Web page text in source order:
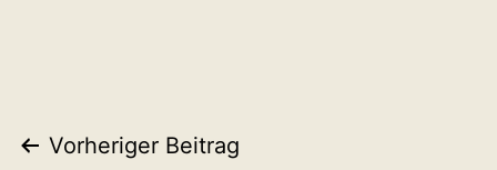
Beitragsnavigation
Vorheriger Beitrag